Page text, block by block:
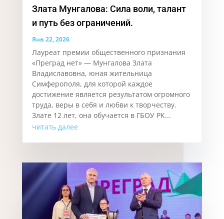
Злата Мунгалова: Сила воли, талант
и путь без ограничений.
Янв 22, 2026
Лауреат премии общественного признания
«Преград нет» — Мунгалова Злата
Владиславовна, юная жительница
Симферополя, для которой каждое
достижение является результатом огромного
труда, веры в себя и любви к творчеству.
Злате 12 лет, она обучается в ГБОУ РК...
читать далее